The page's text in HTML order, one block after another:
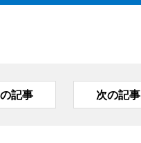
記事 次の記事